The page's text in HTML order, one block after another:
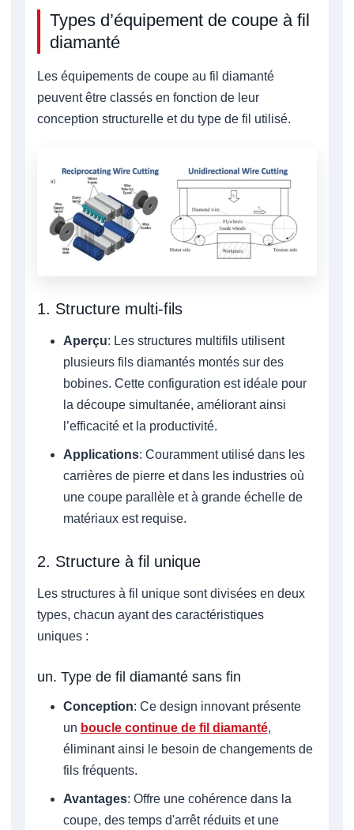
Types d’équipement de coupe à fil
diamanté
Les équipements de coupe au fil diamanté
peuvent être classés en fonction de leur
conception structurelle et du type de fil utilisé.
1. Structure multi-fils
Aperçu: Les structures multifils utilisent
plusieurs fils diamantés montés sur des
bobines. Cette configuration est idéale pour
la découpe simultanée, améliorant ainsi
l’efficacité et la productivité.
Applications: Couramment utilisé dans les
carrières de pierre et dans les industries où
une coupe parallèle et à grande échelle de
matériaux est requise.
2. Structure à fil unique
Les structures à fil unique sont divisées en deux
types, chacun ayant des caractéristiques
uniques :
un. Type de fil diamanté sans fin
Conception: Ce design innovant présente
un boucle continue de fil diamanté,
éliminant ainsi le besoin de changements de
fils fréquents.
Avantages: Offre une cohérence dans la
coupe, des temps d'arrêt réduits et une